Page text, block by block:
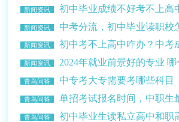
新闻资讯
初中毕业成绩不好考不上高
学校？
新闻资讯 中考分流，初中毕业读职校
新闻资讯
初中考不上高中咋办？中考
何选择学校？
新闻资讯
2024年就业前景好的专业
比较好赚钱多？
青鸟问答
中专考大专需要考哪些科目
的条件介绍）
青鸟问答
单招考试报名时间，中职生
乎升学读大学
青鸟问答 初中毕业生读私立高中和职